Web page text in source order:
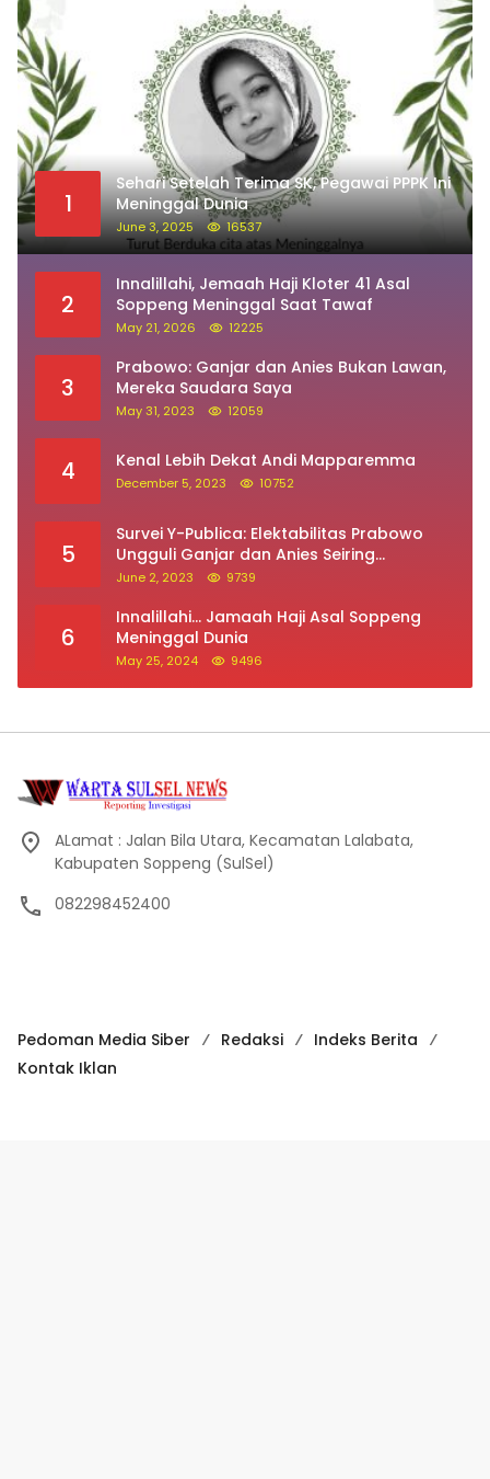
1
Sehari Setelah Terima SK, Pegawai PPPK Ini
Meninggal Dunia
June 3, 2025 16537
2
Innalillahi, Jemaah Haji Kloter 41 Asal
Soppeng Meninggal Saat Tawaf
May 21, 2026 12225
3
Prabowo: Ganjar dan Anies Bukan Lawan,
Mereka Saudara Saya
May 31, 2023 12059
4 Kenal Lebih Dekat Andi Mapparemma
December 5, 2023 10752
5
Survei Y-Publica: Elektabilitas Prabowo
Ungguli Ganjar dan Anies Seiring
Kepuasan Terhadap Jokowi Naik
June 2, 2023 9739
6
Innalillahi… Jamaah Haji Asal Soppeng
Meninggal Dunia
May 25, 2024 9496
ALamat : Jalan Bila Utara, Kecamatan Lalabata,
Kabupaten Soppeng (SulSel)
082298452400
Pedoman Media Siber Redaksi
Indeks Berita
Kontak Iklan